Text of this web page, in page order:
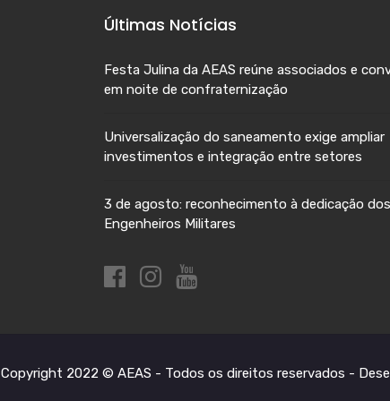
Últimas Notícias
Festa Julina da AEAS reúne associados e
em noite de confraternização
Universalização do saneamento exige ampliar
investimentos e integração entre setores
3 de agosto: reconhecimento à dedicação dos
Engenheiros Militares
Copyright 2022 © AEAS - Todos os direitos reservados -